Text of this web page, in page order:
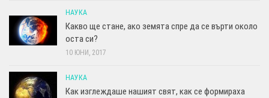
НАУКА
Какво ще стане, ако земята спре да се върти около
оста си?
10 ЮНИ, 2017
НАУКА
Как изглеждаше нашият свят, как се формираха